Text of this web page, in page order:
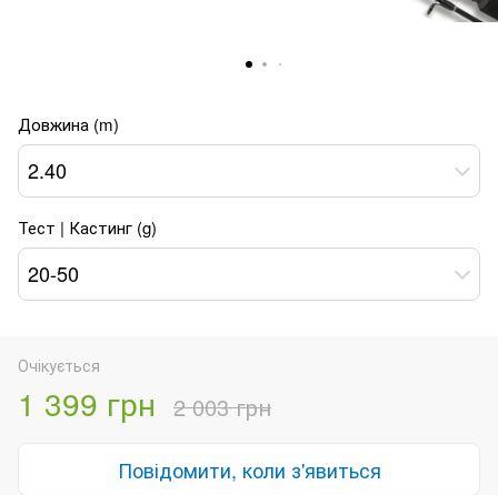
Довжина (m)
2.40
Тест | Кастинг (g)
20-50
Очікується
1 399 грн 2 003 грн
Повідомити, коли з'явиться